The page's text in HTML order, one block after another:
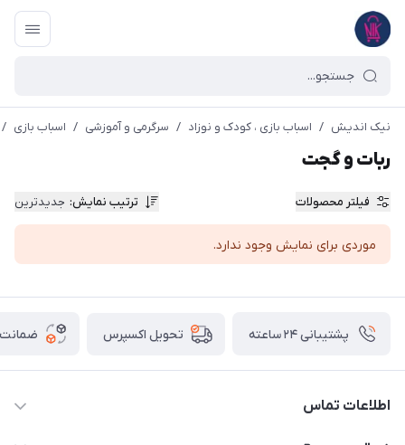
نیک اندیش / اسباب بازی ، کودک و نوزاد / سرگرمی و آموزشی / اسباب بازی /
ربات و گجت
فیلتر محصولات ترتیب نمایش: جدیدترین
موردی برای نمایش وجود ندارد.
پشتیبانی ۲۴ ساعته تحویل اکسپرس ضمانت
اطلاعات تماس